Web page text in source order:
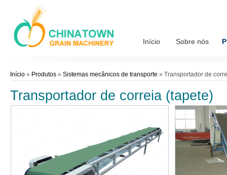
Início Sobre nós
Início » Produtos »Sistemas mecânicos de transporte »Transportador de
Transportador de correia (tapete)